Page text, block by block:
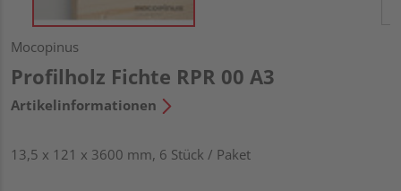
Mocopinus
Profilholz Fichte RPR 00 A3
Artikelinformationen
13,5 x 121 x 3600 mm, 6 Stück / Paket